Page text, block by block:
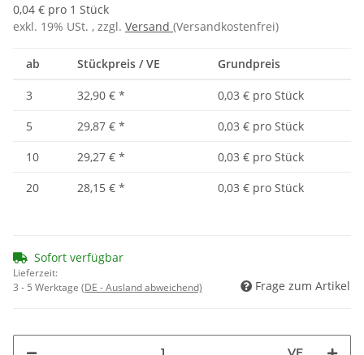
0,04 € pro 1 Stück
exkl. 19% USt. , zzgl. Versand (Versandkostenfrei)
ab Stückpreis / VE Grundpreis
3 32,90 € *
0,03 € pro Stück
5
29,87 € *
0,03 € pro Stück
10
29,27 € *
0,03 € pro Stück
20
28,15 € * 0,03 € pro Stück
Sofort verfügbar
Lieferzeit:
3 - 5 Werktage (DE - Ausland abweichend) Frage zum Artikel